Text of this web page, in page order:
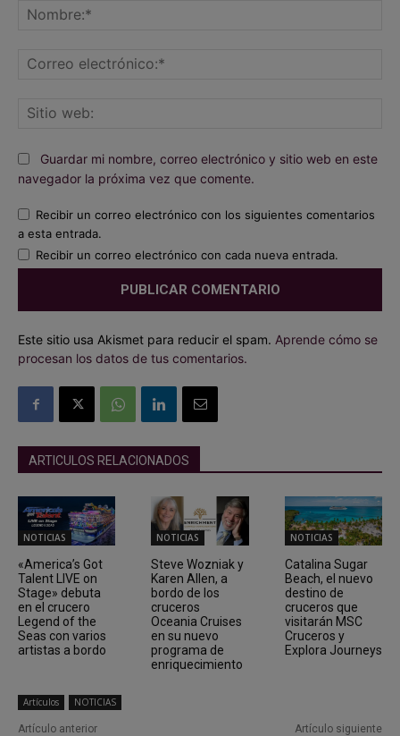
Guardar mi nombre, correo electrónico y sitio web en este
navegador la próxima vez que comente.
Recibir un correo electrónico con los siguientes comentarios
a esta entrada.
Recibir un correo electrónico con cada nueva entrada.
Este sitio usa Akismet para reducir el spam. Aprende cómo se
procesan los datos de tus comentarios.
ARTICULOS RELACIONADOS
NOTICIAS
«America’s Got
Talent LIVE on
Stage» debuta
en el crucero
Legend of the
Seas con varios
artistas a bordo
NOTICIAS
Steve Wozniak y
Karen Allen, a
bordo de los
cruceros
Oceania Cruises
en su nuevo
programa de
enriquecimiento
NOTICIAS
Catalina Sugar
Beach, el nuevo
destino de
cruceros que
visitarán MSC
Cruceros y
Explora Journeys
Artículos NOTICIAS
Artículo anterior Artículo siguiente